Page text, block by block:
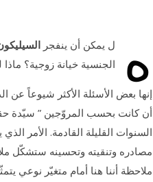
ه ل يمكن أن ينفجر
الجنسية خيانة زوجية؟
إنها بعض الأسئلة الأكثر شيوعاً عن
أن كانت بحسب المروّجين ” سيّدة
السنوات القليلة القادمة. الأمر
مصادره وتنقيته وتحسينه ستشكّل
ملاحظة أننا هنا أمام متغيّر نوعي